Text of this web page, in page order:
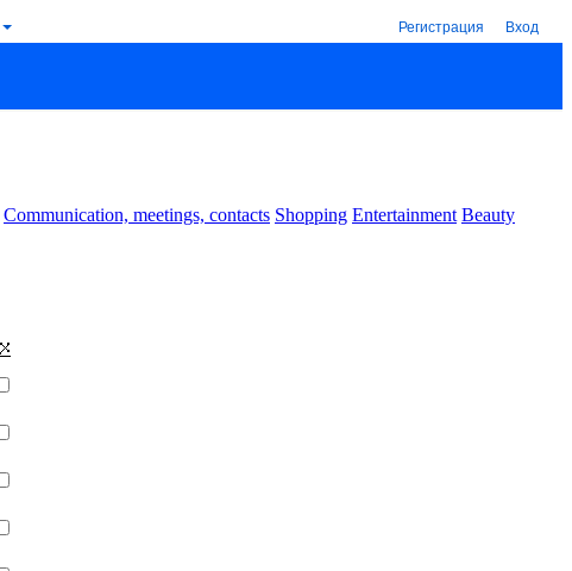
Регистрация Вход
Communication, meetings, contacts Shopping Entertainment Beauty